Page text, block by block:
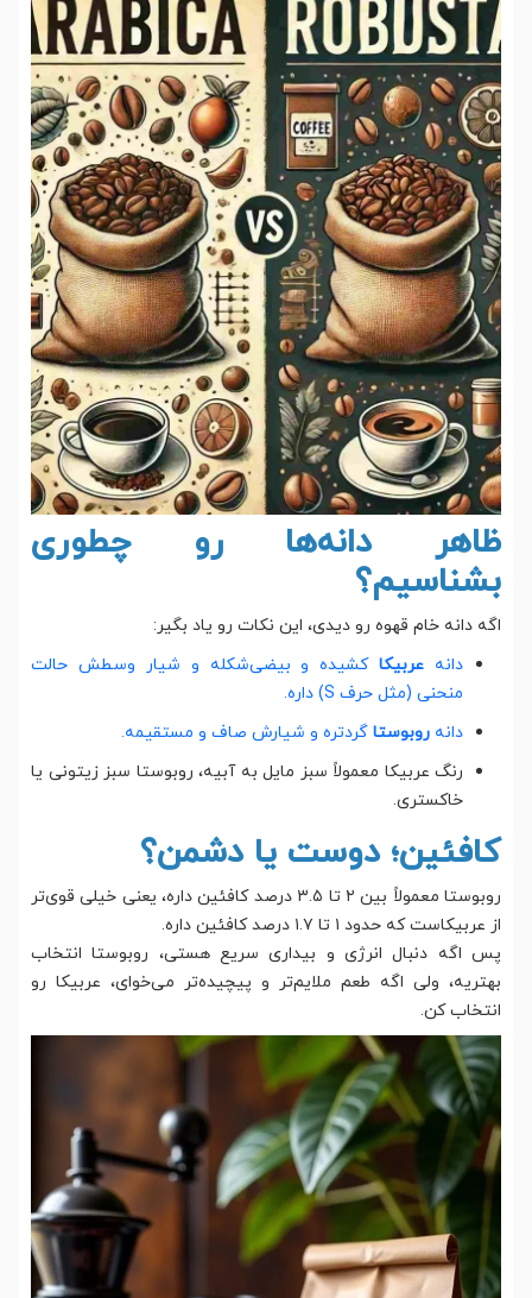
ظاهر دانه‌ها رو چطوری
بشناسیم؟
اگه دانه خام قهوه رو دیدی، این نکات رو یاد بگیر:
دانه عربیکاکشیده و بیضی‌شکله و شیار وسطش حالت
منحنی (مثل حرف S) داره.
دانه روبوستا گردتره و شیارش صاف و مستقیمه.
رنگ عربیکا معمولاً سبز مایل به آبیه، روبوستا سبز زیتونی یا
خاکستری.
کافئین؛ دوست یا دشمن؟
روبوستا معمولاً بین ۲ تا ۳.۵ درصد کافئین داره، یعنی خیلی قوی‌تر
از عربیکاست که حدود ۱ تا ۱.۷ درصد کافئین داره.
پس اگه دنبال انرژی و بیداری سریع هستی، روبوستا انتخاب
بهتریه، ولی اگه طعم ملایم‌تر و پیچیده‌تر می‌خوای، عربیکا رو
انتخاب کن.